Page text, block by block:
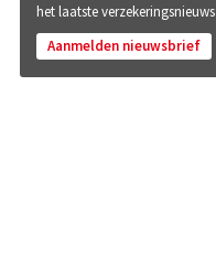
het laatste verzekeringsnieuws
Aanmelden nieuwsbrief